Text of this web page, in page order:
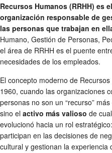
Recursos Humanos (RRHH) es
organización responsable de
las personas que trabajan en
Humano, Gestión de Personas,
el área de RRHH es el puente
necesidades de los empleados.
El concepto moderno de
1960, cuando las organizaciones
personas no son un “recurso”
sino el activo más valioso de
evolucionó hacia un rol
participan en las decisiones de
cultural y gestionan la experiencia